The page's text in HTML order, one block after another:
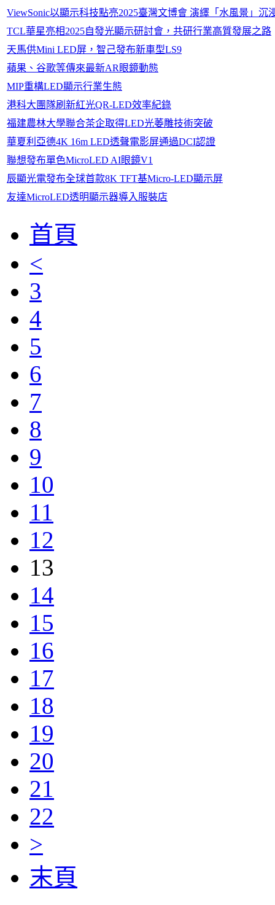
ViewSonic以顯示科技點亮2025臺灣文博會 演繹「水風景」沉
TCL華星亮相2025自發光顯示研討會，共研行業高質發展之路
天馬供Mini LED屏，智己發布新車型LS9
蘋果、谷歌等傳來最新AR眼鏡動態
MIP重構LED顯示行業生態
港科大團隊刷新紅光QR-LED效率紀錄
福建農林大學聯合茶企取得LED光萎雕技術突破
華夏利亞德4K 16m LED透聲電影屏通過DCI認證
聯想發布單色MicroLED AI眼鏡V1
辰顯光電發布全球首款8K TFT基Micro-LED顯示屏
友達MicroLED透明顯示器導入服裝店
首頁
<
3
4
5
6
7
8
9
10
11
12
13
14
15
16
17
18
19
20
21
22
>
末頁